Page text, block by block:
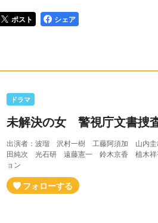
ポスト シェア
ドラマ
未解決の女 警視庁文書捜
出演者：波瑠 沢村一樹 工藤阿須加 山内
田純次 光石研 遠藤憲一 鈴木京香 植木祥
ョン